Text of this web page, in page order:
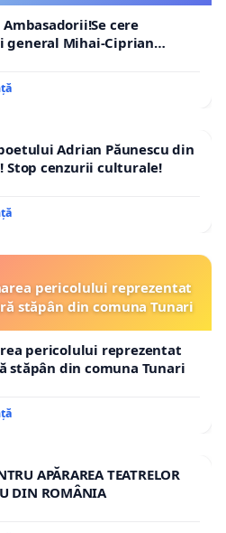
cere
general Mihai-Ciprian
Adrian Păunescu din
Stop cenzurii culturale!
pericolului reprezentat
stăpân din comuna Tunari
pericolului reprezentat
stăpân din comuna Tunari
APĂRAREA TEATRELOR
DIN ROMÂNIA